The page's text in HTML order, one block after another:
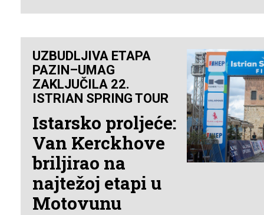
UZBUDLJIVA ETAPA
PAZIN–UMAG
ZAKLJUČILA 22.
ISTRIAN SPRING TOUR
Istarsko proljeće:
Van Kerckhove
briljirao na
najtežoj etapi u
Motovunu